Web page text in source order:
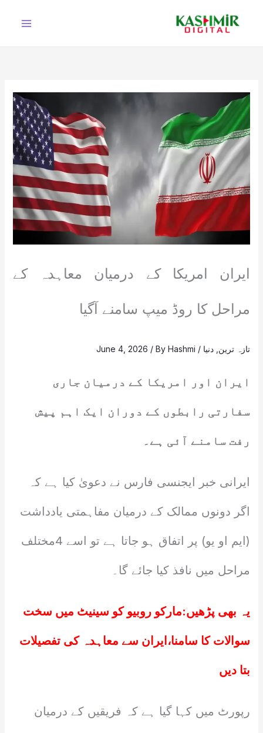
ایران امریکا کے درمیان معاہدہ کے
مراحل کا روڈ میپ سامنے آگیا
تازہ ترین دنیا /
June 4, 2026 / ByHashmi
ایران اور امریکا کے درمیان جاری
سفارتی رابطوں کے دوران ایک اہم پیش
رفت سامنے آئی ہے۔
ایرانی خبر ایجنسی فارس نے دعویٰ کیا ہے کہ
اگر دونوں ممالک کے درمیان مفاہمتی یادداشت
(ایم او یو) پر اتفاق ہو جاتا ہے تو اسے 4مختلف
مراحل میں نافذ کیا جائے گا۔
یہ بھی پڑھیں:مارکو روبیو کو سینیٹ میں سخت
سوالات کا سامنا،ایران سے معاہدہ کی تفصیلات
بتا دیں
رپورٹ میں کہا گیا ہے کہ فریقیں کے درمیان